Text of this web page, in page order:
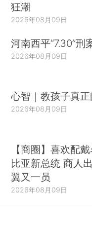
狂潮
2026年08月09日
河南西平“7.30”刑
2026年08月09日
心智｜教孩子真
2026年08月09日
【商圈】喜欢配
比亚新总统 商人
翼又一员
2026年08月09日